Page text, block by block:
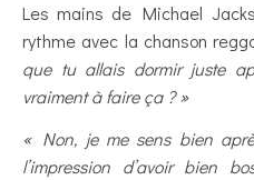
Les mains de Michael
rythme avec la chanson
que tu allais dormir juste
vraiment à faire ça ? »
« Non, je me sens bien
l’impression d’avoir bien